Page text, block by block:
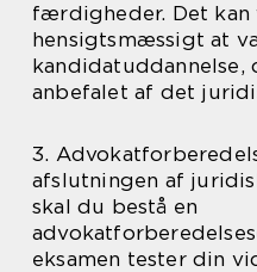
færdigheder. Det
hensigtsmæssigt at
kandidatuddannelse,
anbefalet af det
3.
afslutningen af
skal du bestå en
eksamen tester din